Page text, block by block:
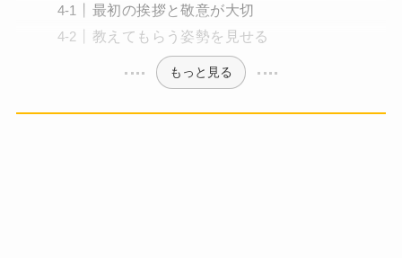
最初の挨拶と敬意が大切
教えてもらう姿勢を見せる
もっと見る